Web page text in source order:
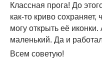
Классная прога! До
как-то криво
могу открыть её
маленький. Да и
Всем советую!